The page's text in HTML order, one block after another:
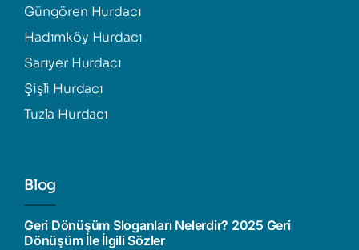
Güngören Hurdacı
Hadımköy Hurdacı
Sarıyer Hurdacı
Şişli Hurdacı
Tuzla Hurdacı
Blog
Geri Dönüşüm Sloganları Nelerdir? 2025 Geri
Dönüşüm İle İlgili Sözler